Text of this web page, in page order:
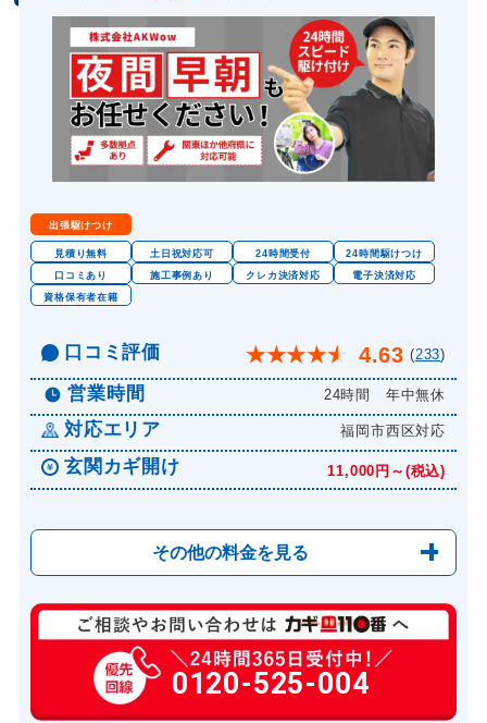
出張駆けつけ
見積り無料 土日祝対応可 24時間受付
24時間駆けつけ
口コミあり
施工事例あり クレカ決済対応
電子決済対応
資格保有者在籍
口コミ評価 ★★★★★ 4.63 (233)
営業時間 24時間 年中無休
対応エリア 福岡市西区対応
玄関カギ開け 11,000円～(税込)
その他の料金を見る
玄関カギ修理 6,600円～(税込)
玄関カギ交換 14,300円～(税込)
車カギ開け 13,200円～(税込)
0120-525-004